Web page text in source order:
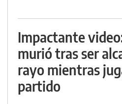
Impactante
murió tras ser
rayo mientras
partido